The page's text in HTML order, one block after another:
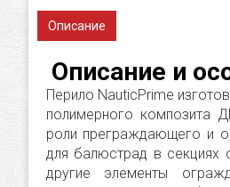
Описание
Описание и
Перило NauticPrime
полимерного композита
роли преграждающего и
для балюстрад в секциях
другие элементы